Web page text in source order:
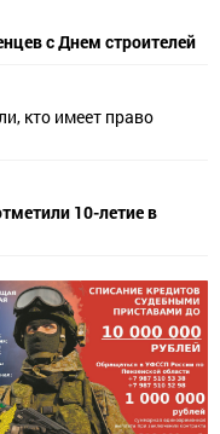
с Днем строителей
кто имеет право
10-летие в